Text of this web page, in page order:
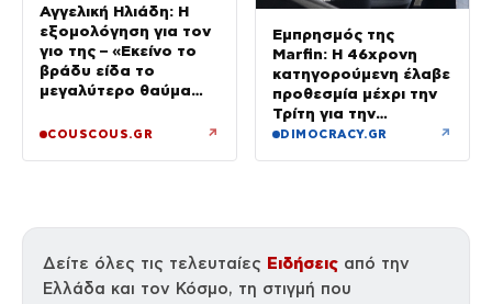
Αγγελική Ηλιάδη: Η
εξομολόγηση για τον
γιο της – «Εκείνο το
βράδυ είδα το
μεγαλύτερο θαύμα
COUSCOUS.GR ↗
Εμπρησμός της
Marfin: Η 46χρονη
κατηγορούμενη έλαβε
προθεσμία μέχρι την
Τρίτη για την
απολογία της
DIMOCRACY.GR ↗
Δείτε όλες τις τελευταίες Ειδήσεις από την
Ελλάδα και τον Κόσμο, τη στιγμή που